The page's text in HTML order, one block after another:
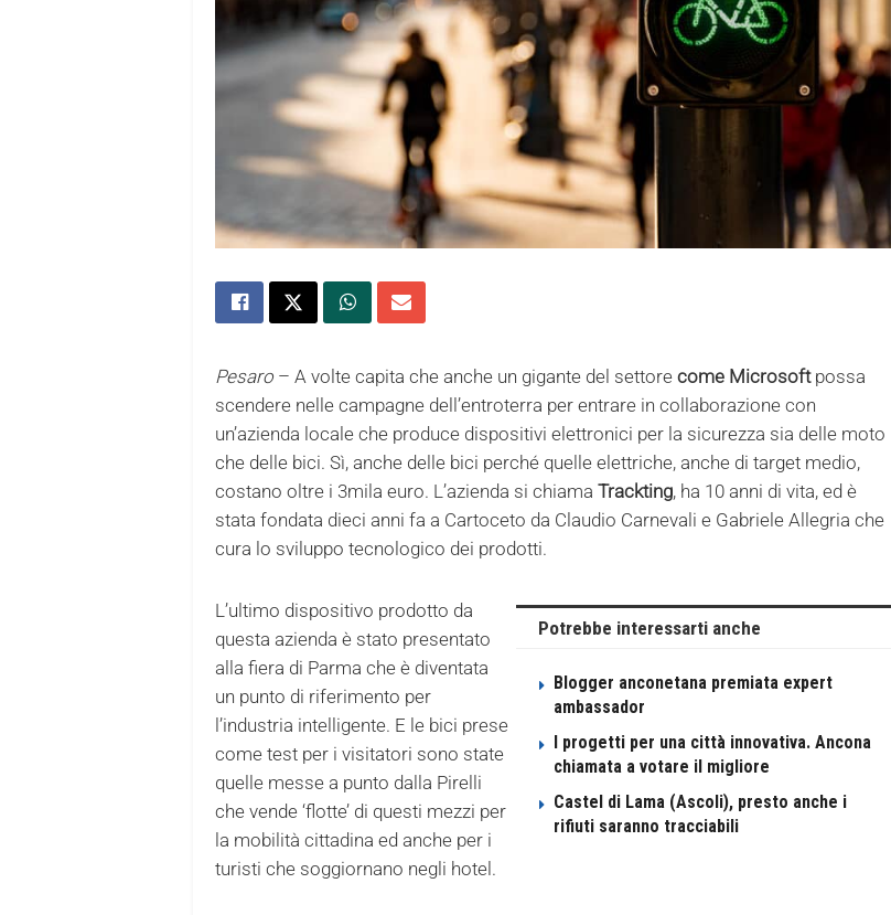
Pesaro – A volte capita che anche un gigante del settore come Microsoftpossa
scendere nelle campagne dell’entroterra per entrare in collaborazione con
un’azienda locale che produce dispositivi elettronici per la sicurezza sia delle moto
che delle bici. Sì, anche delle bici perché quelle elettriche, anche di target medio,
costano oltre i 3mila euro. L’azienda si chiama Trackting, ha 10 anni di vita, ed è
stata fondata dieci anni fa a Cartoceto da Claudio Carnevali e Gabriele Allegria che
cura lo sviluppo tecnologico dei prodotti.
Potrebbe interessarti anche
Blogger anconetana premiata expert
ambassador
I progetti per una città innovativa. Ancona
chiamata a votare il migliore
Castel di Lama (Ascoli), presto anche i
rifiuti saranno tracciabili
L’ultimo dispositivo prodotto da
questa azienda è stato presentato
alla fiera di Parma che è diventata
un punto di riferimento per
l’industria intelligente. E le bici prese
come test per i visitatori sono state
quelle messe a punto dalla Pirelli
che vende ‘flotte’ di questi mezzi per
la mobilità cittadina ed anche per i
turisti che soggiornano negli hotel.